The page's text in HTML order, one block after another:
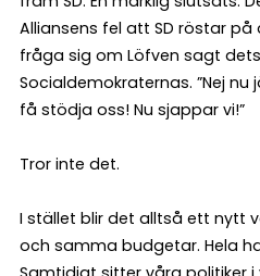
Alliansens fel att SD röstar
fråga sig om Löfven sagt
Socialdemokraternas. ”Nej nu
få stödja oss! Nu sjappar vi!”
Tror inte det.
I stället blir det alltså ett nytt
och samma budgetar. Hela